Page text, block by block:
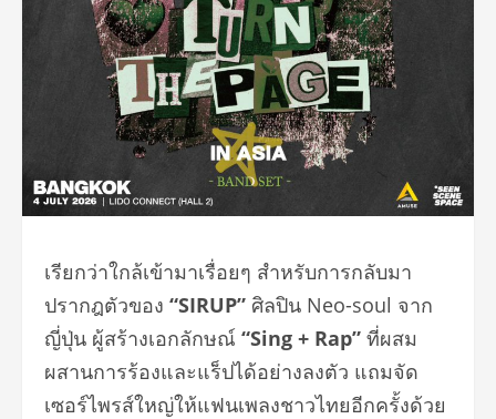
เรียกว่าใกล้เข้ามาเรื่อยๆ สำหรับการกลับมา
ปรากฎตัวของ “SIRUP” ศิลปิน Neo-soul จาก
ญี่ปุ่น ผู้สร้างเอกลักษณ์ “Sing + Rap” ที่ผสม
ผสานการร้องและแร็ปได้อย่างลงตัว แถมจัด
เซอร์ไพรส์ใหญ่ให้แฟนเพลงชาวไทยอีกครั้งด้วย